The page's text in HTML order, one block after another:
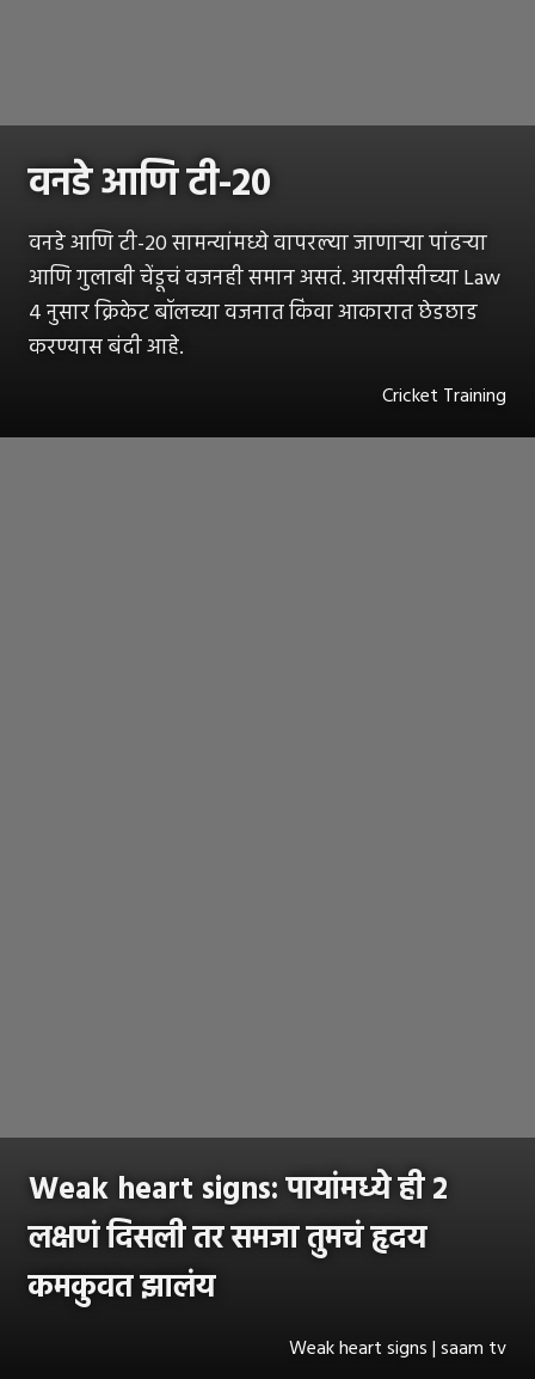
वनडे आणि टी-20
वनडे आणि टी-20 सामन्यांमध्ये वापरल्या जाणाऱ्या पांढऱ्या
आणि गुलाबी चेंडूचं वजनही समान असतं. आयसीसीच्या Law
4 नुसार क्रिकेट बॉलच्या वजनात किंवा आकारात छेडछाड
करण्यास बंदी आहे.
Cricket Training
Weak heart signs: पायांमध्ये ही २
लक्षणं दिसली तर समजा तुमचं हृदय
कमकुवत झालंय
Weak heart signs | saam tv